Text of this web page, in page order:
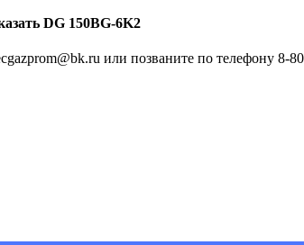
DG 150BG-6K2
или позваните по телефону 8-